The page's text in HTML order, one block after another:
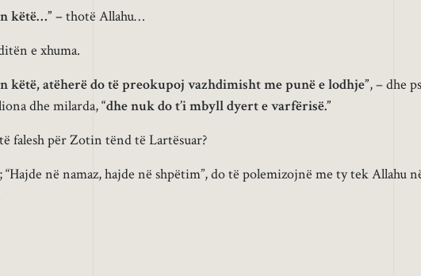
këtë…” –thotë Allahu…
e xhuma.
këtë, atëherë do të preokupoj vazhdimisht me punë e lodhje”, – dhe
dhe milarda,“dhe nuk do t’i mbyll dyert e varfërisë.”
falesh për Zotin tënd të Lartësuar?
në namaz, hajde në shpëtim”, do të polemizojnë me ty tek Allahu